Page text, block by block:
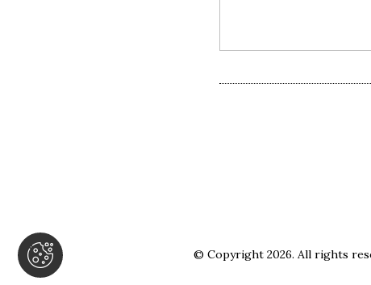
© Copyright 2026. All rights